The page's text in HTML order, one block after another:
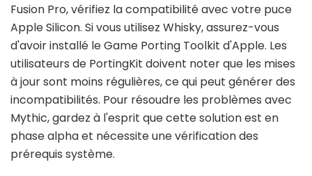
Fusion Pro, vérifiez la compatibilité avec votre puce
Apple Silicon. Si vous utilisez Whisky, assurez-vous
d'avoir installé le Game Porting Toolkit d'Apple. Les
utilisateurs de PortingKit doivent noter que les mises
à jour sont moins régulières, ce qui peut générer des
incompatibilités. Pour résoudre les problèmes avec
Mythic, gardez à l'esprit que cette solution est en
phase alpha et nécessite une vérification des
prérequis système.